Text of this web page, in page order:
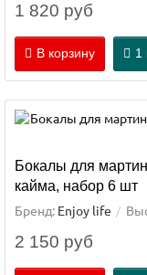
1 820 руб
В корзину 1
Бокалы для
кайма, набор 6 шт
Бренд: Enjoy life
2 150 руб